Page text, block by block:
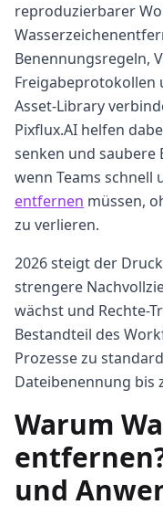
reproduzierbarer
Benennungsregeln,
Asset-Library
Pixflux.AI helfen
senken und saubere
wenn Teams schnell
entfernen müssen,
zu verlieren.
2026 steigt der
strengere
wächst und Rechte-
Bestandteil des
Prozesse zu
Dateibenennung bis
Warum
und